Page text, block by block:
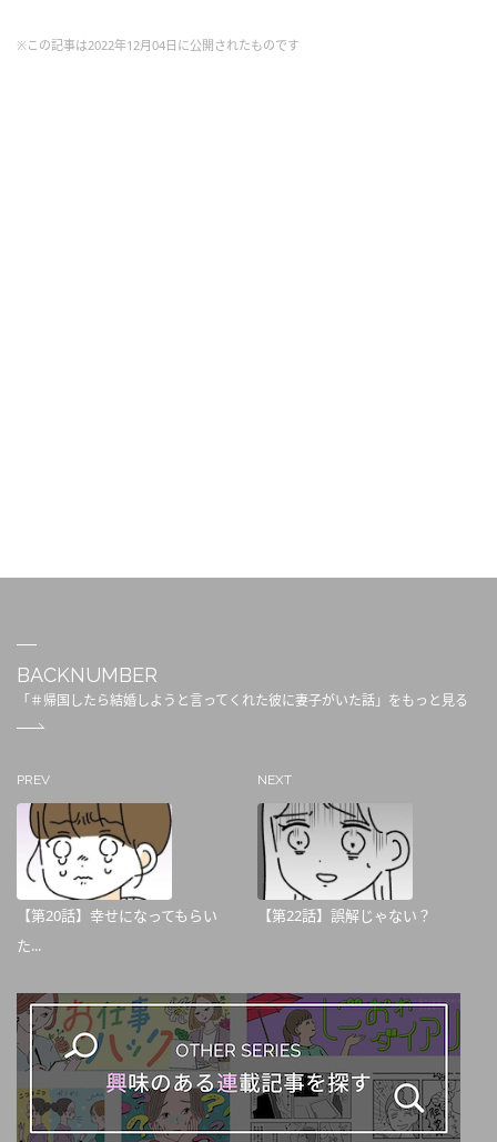
※この記事は2022年12月04日に公開されたものです
BACKNUMBER
「＃帰国したら結婚しようと言ってくれた彼に妻子がいた話」をもっと見る
PREV
【第20話】幸せになってもらい
た...
NEXT
【第22話】誤解じゃない？